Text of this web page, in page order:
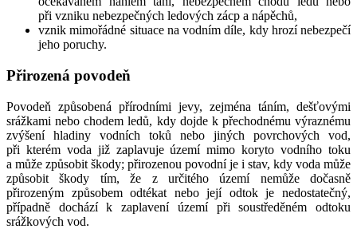
při vzniku nebezpečných ledových zácp a nápěchů,
vznik mimořádné situace na vodním díle, kdy hrozí nebezpečí
jeho poruchy.
Přirozená povodeň
Povodeň způsobená přírodními jevy, zejména táním, dešťovými
srážkami nebo chodem ledů, kdy dojde k přechodnému výraznému
zvýšení hladiny vodních toků nebo jiných povrchových vod,
při kterém voda již zaplavuje území mimo koryto vodního toku
a může způsobit škody; přirozenou povodní je i stav, kdy voda může
způsobit škody tím, že z určitého území nemůže dočasně
přirozeným způsobem odtékat nebo její odtok je nedostatečný,
případně dochází k zaplavení území při soustředěném odtoku
srážkových vod.